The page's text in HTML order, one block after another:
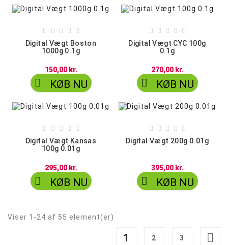
    
Digital Vægt Boston
1000g 0.1g
150,00 kr.
 KØB NU
    
Digital Vægt CYC 100g
0.1g
270,00 kr.
 KØB NU
    
Digital Vægt Kansas
100g 0.01g
295,00 kr.
 KØB NU
    
Digital Vægt 200g 0.01g
395,00 kr.
 KØB NU
Viser 1-24 af 55 element(er)
1 2 3 